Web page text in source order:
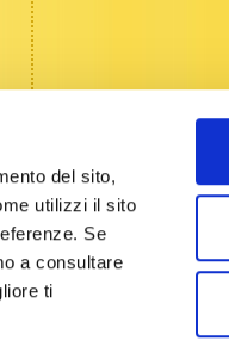
del sito,
utilizzi il sito
Se
a consultare
ti